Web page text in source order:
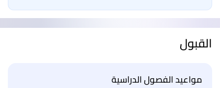
القبول
مواعيد الفصول الدراسية